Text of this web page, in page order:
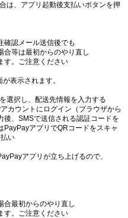
は、アプリ起動後支払いボタンを押
確認メール送信後でも
合等は最初からのやり直し
す。ご注意ください
表示されます。
選択し、配送先情報を入力する
カウントにログイン（ブラウザから
後、SMSで送信される認証コードを
PayPayアプリでQRコードをスキャ
い
アプリが立ち上げるので、
合最初からのやり直し
す。ご注意ください